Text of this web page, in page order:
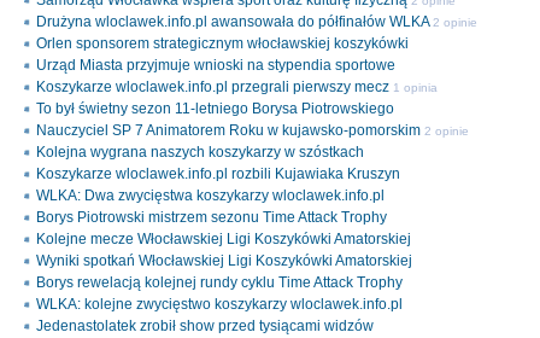
Drużyna wloclawek.info.pl awansowała do półfinałów WLKA 2 opinie
Orlen sponsorem strategicznym włocławskiej koszykówki
Urząd Miasta przyjmuje wnioski na stypendia sportowe
Koszykarze wloclawek.info.pl przegrali pierwszy mecz 1 opinia
To był świetny sezon 11-letniego Borysa Piotrowskiego
Nauczyciel SP 7 Animatorem Roku w kujawsko-pomorskim 2 opinie
Kolejna wygrana naszych koszykarzy w szóstkach
Koszykarze wloclawek.info.pl rozbili Kujawiaka Kruszyn
WLKA: Dwa zwycięstwa koszykarzy wloclawek.info.pl
Borys Piotrowski mistrzem sezonu Time Attack Trophy
Kolejne mecze Włocławskiej Ligi Koszykówki Amatorskiej
Wyniki spotkań Włocławskiej Ligi Koszykówki Amatorskiej
Borys rewelacją kolejnej rundy cyklu Time Attack Trophy
WLKA: kolejne zwycięstwo koszykarzy wloclawek.info.pl
Jedenastolatek zrobił show przed tysiącami widzów